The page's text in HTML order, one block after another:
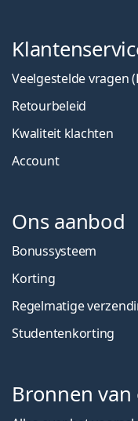
Veelgestelde vragen
Retourbeleid
Kwaliteit klachten
Account
Ons aanbod
Bonussysteem
Korting
Regelmatige
Studentenkorting
Bronnen van